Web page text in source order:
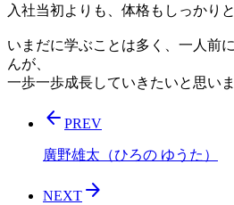
入社当初よりも、体格もしっかり
いまだに学ぶことは多く、一人前
んが、
一歩一歩成長していきたいと思いま
arrow_back PREV
廣野雄太（ひろの ゆうた）
NEXT arrow_forward